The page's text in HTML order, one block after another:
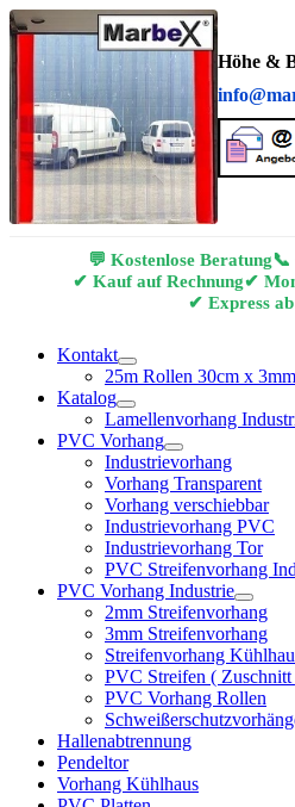
Höhe &
💬 Kostenlose Beratung📞
✔ Kauf auf Rechnung✔
✔ Express
Kontakt
25m Rollen 30cm x 3mm
Katalog
Lamellenvorhang
PVC Vorhang
Industrievorhang
Vorhang Transparent
Vorhang verschiebbar
Industrievorhang PVC
Industrievorhang Tor
PVC Streifenvorhang
PVC Vorhang Industrie
2mm Streifenvorhang
3mm Streifenvorhang
Streifenvorhang
PVC Streifen ( Zuschnitt
PVC Vorhang Rollen
Hallenabtrennung
Pendeltor
Vorhang Kühlhaus